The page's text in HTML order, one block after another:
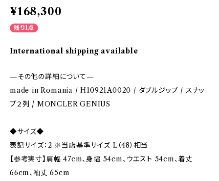
¥168,300
残り1点
International shipping available
—その他の詳細について—
made in Romania / H10921A0020 / ダブルジップ / スナッ
プ２列 / MONCLER GENIUS
◆サイズ◆
表記サイズ：2 ※当店基準サイズ L（48）相当
【参考実寸】肩幅 47cm、身幅 54cm、ウエスト 54cm、着丈
66cm、袖丈 65cm